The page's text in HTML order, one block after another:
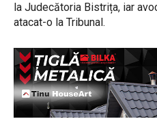
la Judecătoria Bistrița, iar
atacat-o la Tribunal.